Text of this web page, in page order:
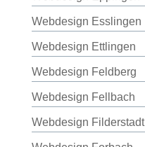
Webdesign Esslingen
Webdesign Ettlingen
Webdesign Feldberg
Webdesign Fellbach
Webdesign Filderstadt